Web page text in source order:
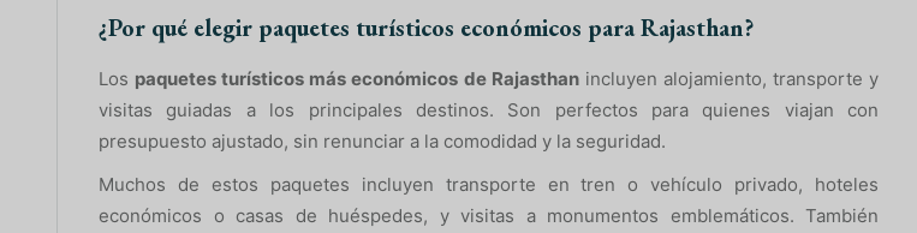
¿Por qué elegir paquetes turísticos económicos para Rajasthan?
Los paquetes turísticos más económicos de Rajasthanincluyen alojamiento, transporte y
visitas guiadas a los principales destinos. Son perfectos para quienes viajan con
presupuesto ajustado, sin renunciar a la comodidad y la seguridad.
Muchos de estos paquetes incluyen transporte en tren o vehículo privado, hoteles
económicos o casas de huéspedes, y visitas a monumentos emblemáticos. También